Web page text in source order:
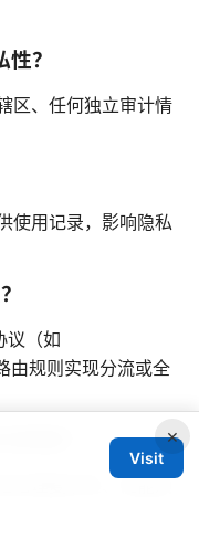
？
区、任何独立审计情
使用记录，影响隐私
议（如
由规则实现分流或全
风险？
治理复杂性、性能波
×
Visit